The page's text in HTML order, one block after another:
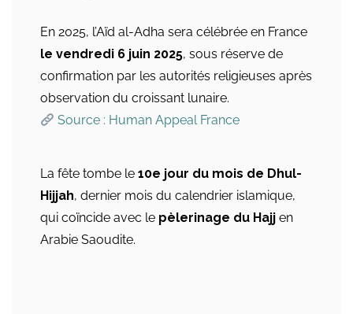
En 2025, l’Aïd al-Adha sera célébrée en France
le vendredi 6 juin 2025, sous réserve de
confirmation par les autorités religieuses après
observation du croissant lunaire.
Source : Human Appeal France
La fête tombe le 10e jour du mois de Dhul-
Hijjah, dernier mois du calendrier islamique,
qui coïncide avec le pèlerinage du Hajj en
Arabie Saoudite.